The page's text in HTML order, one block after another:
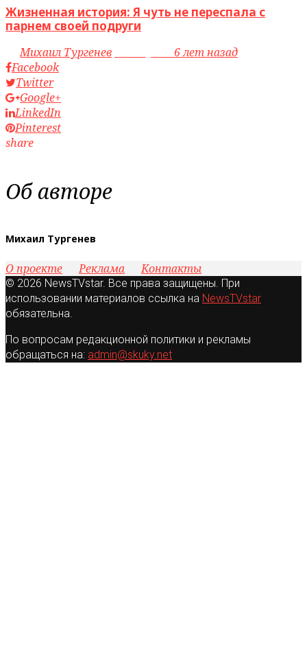
Жизненная история: Я чуть не переспала с
парнем своей подруги
byМихаил Тургенев
6 лет назад
Facebook
Twitter
Google+
LinkedIn
Pinterest
share
Об авторе
Михаил Тургенев
О проекте Реклама Контакты
© 2026 NewsTVstar. Все права защищены. При
использовании материалов ссылка на NewsTVstar
обязательна.
По вопросам редакционной политики и рекламы
обращаться на: admin@skuky.net